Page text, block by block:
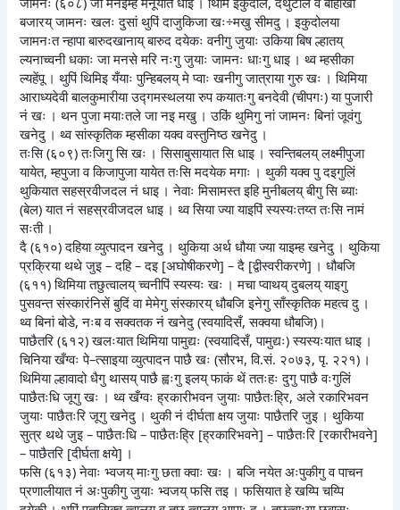
बजारय् जामनः खलः दुसां थुपिं दाजुकिजा खः÷मखु सीमदु । इकुदोलया
जामनःत न्हापा बारुदखानाय् बारुद दयेकः वनीगु जुयाः उकिया बिष ल्हातय्
ल्यनाच्वनी धकाः जा मनसे मरि नःगु जुयाः जामनः धाःगु धाइ । थ्व म्हसीका
ल्यहेंपू । थुपिं थिमिइ यँयाः पुन्हिबलय् मे प्वाः खनीगु जात्राया गुरु खः । थिमिया
आराध्यदेवी बालकुमारीया उद्गमस्थलया रुप कयातःगु बनदेवी (चीपगः) या पुजारी
नं खः । थन पुजा मयाःतले जा नइ मखु । उकिं थुमिगु नां जामनः बिनां जूवंगु
खनेदु । थ्व सांस्कृतिक म्हसीका यक्व वस्तुनिष्ठ खनेदु ।
तःसि (६०९) तःजिगु सि खः । सिसाबुसायात सि धाइ । स्वन्तिबलय् लक्ष्मीपुजा
यायेत, म्हपुजा व किजापुजा यायेत तःसि मदयेक मगाः । थुकी यक्व पु दइगुलिं
थुकियात सहस्रवीजदल नं धाइ । नेवाः मिसामस्त इहि मुनीबलय् बीगु सि ब्याः
(बेल) यात नं सहस्रवीजदल धाइ । थ्व सिया ज्या याइपिं स्यस्यःतय्त तःसि नामं
सःती ।
दै (६१०) दहिया व्युत्पादन खनेदु । थुकिया अर्थ धौया ज्या याइम्ह खनेदु । थुकिया
प्रक्रिया थथे जुइ – दहि – दइ [अघोषीकरणे] – दै [द्वीस्वरीकरणे] । धौबजि
(६११) थिमिया तछुत्वालय् च्वनीपिं स्यस्यः खः । मचा प्वाथय् दुबलय् याइगु
पुसवन्त संस्कारंनिसें बुदिं वा मेमेगु संस्कारय् धौबजि इनेगु साँस्कृतिक महत्व दु ।
थ्व बिनां बोडे, नःब व सक्वतक नं खनेदु (स्वयादिसँ, सक्वया धौबजि)।
पाछैतरि (६१२) खलःयात थिमिया पामुद्यः (स्वयादिसँ, पामुद्यः) स्यस्यःयात धाइ ।
चिनिया खँग्वः पे–त्साइया व्युत्पादन पाछै खः (सौरभ, वि.सं. २०७३, पृ. २२१) ।
थिमिया ल्हावादो धैगु थासय् पाछै ह्वःगु इलय् फाकं थें ततःहः दुगु पाछै वःगुलिं
पाछैतःधि जूगु खः । थ्व खँग्वः ह्रकारीभवन जुयाः पाछैतःह्रि, अले रकारिभवन
जुयाः पाछैतःरि जूगु खनेदु । थुकी नं दीर्घता क्षय जुयाः पाछैतरि जुइ । थुकिया
सुत्र थथे जुइ – पाछैतःधि – पाछैतःह्रि [ह्रकारिभवने] – पाछैतःरि [रकारीभवने]
– पाछैतरि [दीर्घता क्षये] ।
फसि (६१३) नेवाः भ्वजय् माःगु छता क्वाः खः । बजि नयेत अःपुकीगु व पाचन
प्रणालीयात नं अःपुकीगु जुयाः भ्वजय् फसि तइ । फसियात हे खय्पि चय्पि